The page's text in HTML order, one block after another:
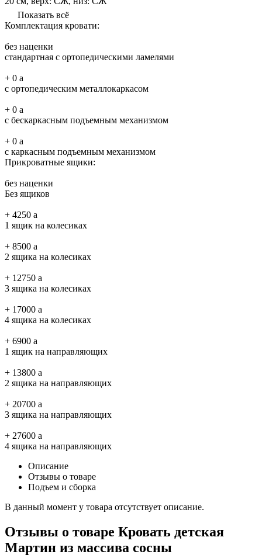
Показать всё
Комплектация кровати:
без наценки
стандартная с ортопедическими ламелями
+ 0 a
с ортопедическим металлокаркасом
+ 0 a
с бескаркасным подъемным механизмом
+ 0 a
с каркасным подъемным механизмом
Прикроватные ящики:
без наценки
Без ящиков
+ 4250 a
1 ящик на колесиках
+ 8500 a
2 ящика на колесиках
+ 12750 a
3 ящика на колесиках
+ 17000 a
4 ящика на колесиках
+ 6900 a
1 ящик на направляющих
+ 13800 a
2 ящика на направляющих
+ 20700 a
3 ящика на направляющих
+ 27600 a
4 ящика на направляющих
Описание
Отзывы о товаре
Подъем и сборка
В данный момент у товара отсутствует описание.
Отзывы о товаре Кровать детская
Мартин из массива сосны